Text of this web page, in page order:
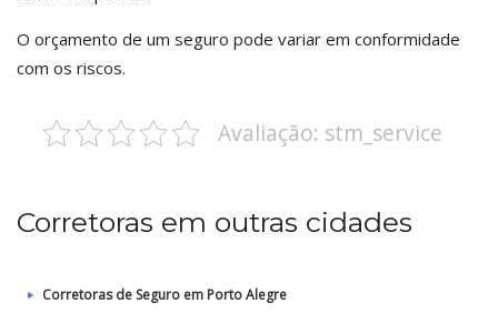
O orçamento de um seguro pode variar em conformidade
com os riscos.
Avaliação: stm_service
Corretoras em outras cidades
Corretoras de Seguro em Porto Alegre